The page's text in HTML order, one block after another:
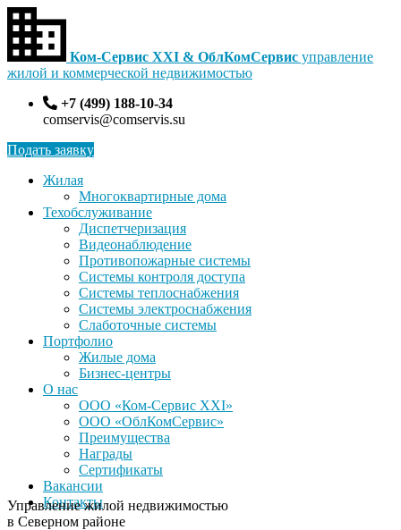
Ком-Сервис XXI & ОблКомСервис управление
жилой и коммерческой недвижимостью
+7 (499) 188-10-34
comservis@comservis.su
Подать заявку
Жилая
Многоквартирные дома
Техобслуживание
Диспетчеризация
Видеонаблюдение
Противопожарные системы
Системы контроля доступа
Системы теплоснабжения
Системы электроснабжения
Слаботочные системы
Портфолио
Жилые дома
Бизнес-центры
О нас
ООО «Ком-Сервис XXI»
ООО «ОблКомСервис»
Преимущества
Награды
Сертификаты
Вакансии
Контакты
Управление жилой недвижимостью
в Северном районе